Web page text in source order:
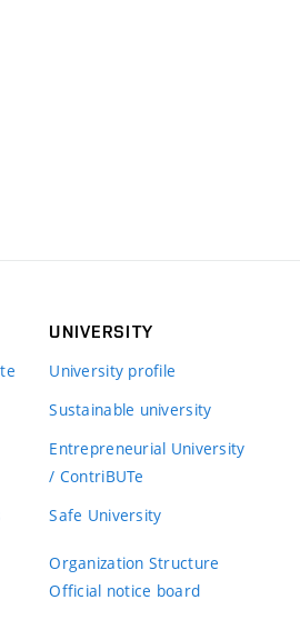
UNIVERSITY
University profile
Sustainable university
Entrepreneurial University
/ ContriBUTe
Safe University
Organization Structure
Official notice board